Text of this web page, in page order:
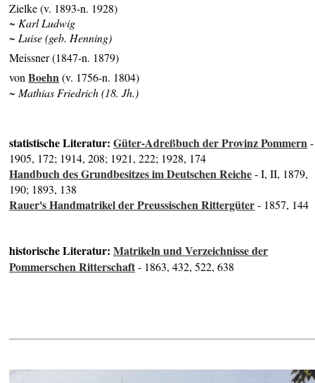
Zielke (v. 1893-n. 1928)
~ Karl Ludwig
~ Luise (geb. Henning)
Meissner (1847-n. 1879)
vonBoehn(v. 1756-n. 1804)
~ Mathias Friedrich (18. Jh.)
statistische Literatur:Güter-Adreßbuch der Provinz Pommern-
1905, 172; 1914, 208; 1921, 222; 1928, 174
Handbuch des Grundbesitzes im Deutschen Reiche- I, II, 1879,
190; 1893, 138
Rauer's Handmatrikel der Preussischen Rittergüter- 1857, 144
historische Literatur:Matrikeln und Verzeichnisse der
Pommerschen Ritterschaft- 1863, 432, 522, 638